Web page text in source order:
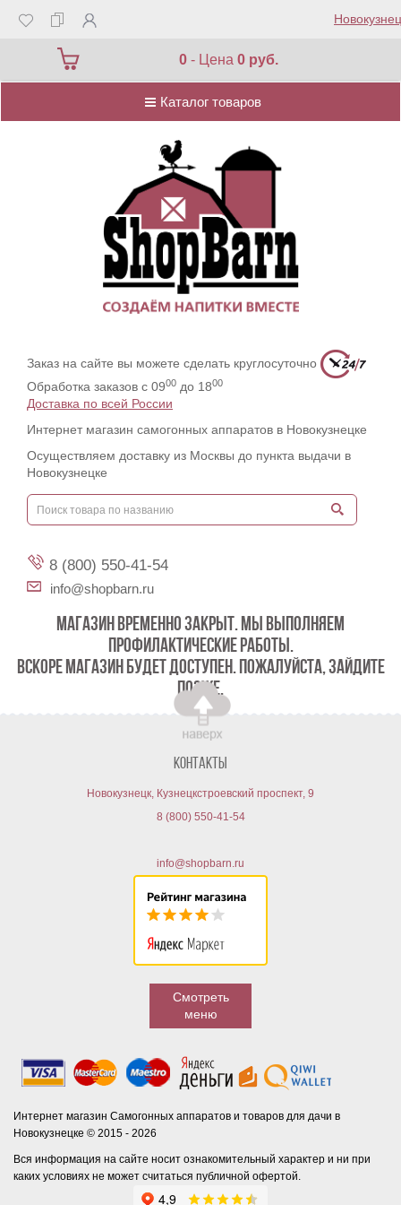
0 - Цена0 руб.
Каталог товаров
Каталог товаров
Заказ на сайте вы можете сделать круглосуточно
Обработка заказов с 0900 до 1800
Доставка по всей России
Интернет магазин самогонных аппаратов в Новокузнецке
Осуществляем доставку из Москвы до пункта выдачи в
Новокузнецке
8 (800) 550-41-54
info@shopbarn.ru
МАГАЗИН ВРЕМЕННО ЗАКРЫТ. МЫ ВЫПОЛНЯЕМ
ПРОФИЛАКТИЧЕСКИЕ РАБОТЫ.
ВСКОРЕ МАГАЗИН БУДЕТ ДОСТУПЕН. ПОЖАЛУЙСТА, ЗАЙДИТЕ
ПОЗЖЕ.
Контакты
Новокузнецк, Кузнецкстроевский проспект, 9
8 (800) 550-41-54
info@shopbarn.ru
Смотреть
меню
Интернет магазин Самогонных аппаратов и товаров для дачи в
Новокузнецке © 2015 - 2026
Вся информация на сайте носит ознакомительный характер и ни при
каких условиях не может считаться публичной офертой.